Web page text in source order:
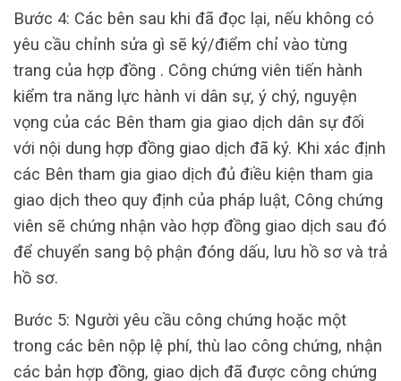
Bước 4: Các bên sau khi đã đọc lại, nếu không có
yêu cầu chỉnh sửa gì sẽ ký/điểm chỉ vào từng
trang của hợp đồng . Công chứng viên tiến hành
kiểm tra năng lực hành vi dân sự, ý chý, nguyện
vọng của các Bên tham gia giao dịch dân sự đối
với nội dung hợp đồng giao dịch đã ký. Khi xác định
các Bên tham gia giao dịch đủ điều kiện tham gia
giao dịch theo quy định của pháp luật, Công chứng
viên sẽ chứng nhận vào hợp đồng giao dịch sau đó
để chuyển sang bộ phận đóng dấu, lưu hồ sơ và trả
hồ sơ.
Bước 5: Người yêu cầu công chứng hoặc một
trong các bên nộp lệ phí, thù lao công chứng, nhận
các bản hợp đồng, giao dịch đã được công chứng